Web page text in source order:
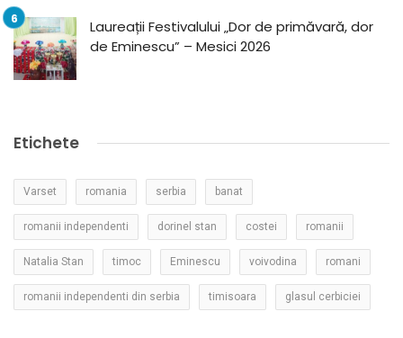
Laureații Festivalului „Dor de primăvară, dor
de Eminescu” – Mesici 2026
Etichete
Varset romania serbia banat
romanii independenti dorinel stan costei romanii
Natalia Stan timoc Eminescu voivodina romani
romanii independenti din serbia timisoara glasul cerbiciei